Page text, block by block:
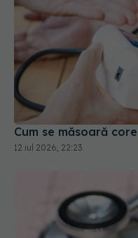
Cum se măsoară
12 iul 2026, 22:23